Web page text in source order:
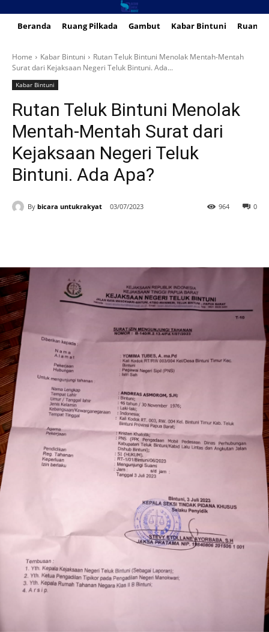
Beranda Ruang Pilkada Gambut Kabar Bintuni Ruang
Home Kabar Bintuni
Rutan Teluk Bintuni Menolak Mentah-Mentah
Surat dari Kejaksaan Negeri Teluk Bintuni. Ada...
Kabar Bintuni
Rutan Teluk Bintuni Menolak
Mentah-Mentah Surat dari
Kejaksaan Negeri Teluk
Bintuni. Ada Apa?
By bicara untukrakyat 03/07/2023 0
964